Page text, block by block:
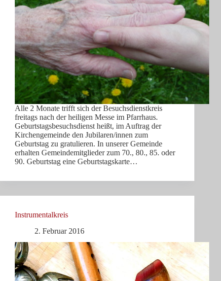
Alle 2 Monate trifft sich der Besuchsdienstkreis
freitags nach der heiligen Messe im Pfarrhaus.
Geburtstagsbesuchsdienst heißt, im Auftrag der
Kirchengemeinde den Jubilaren/innen zum
Geburtstag zu gratulieren. In unserer Gemeinde
erhalten Gemeindemitglieder zum 70., 80., 85. oder
90. Geburtstag eine Geburtstagskarte…
Instrumentalkreis
2. Februar 2016